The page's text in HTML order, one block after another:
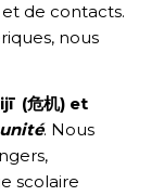
de contacts.
nous
(危机) et
. Nous
scolaire